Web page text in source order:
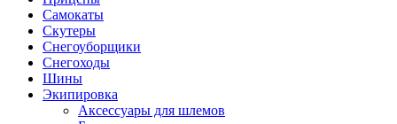
Самокаты
Скутеры
Снегоуборщики
Снегоходы
Шины
Экипировка
Аксессуары для шлемов